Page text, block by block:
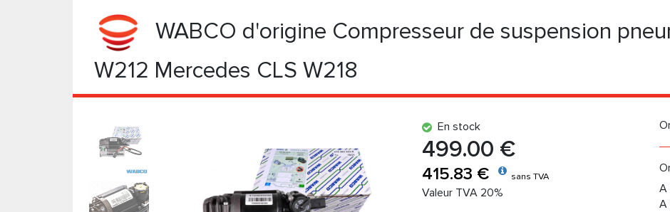
WABCO d'origine Compresseur de suspension
W212 Mercedes CLS W218
En stock
499.00 €
415.83 € sans TVA
Valeur TVA 20%
A
A